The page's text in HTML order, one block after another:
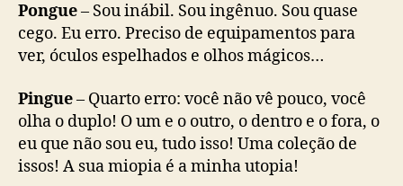
Pongue– Sou inábil. Sou ingênuo. Sou quase
cego. Eu erro. Preciso de equipamentos para
ver, óculos espelhados e olhos mágicos…
Pingue– Quarto erro: você não vê pouco, você
olha o duplo! O um e o outro, o dentro e o fora, o
eu que não sou eu, tudo isso! Uma coleção de
issos! A sua miopia é a minha utopia!